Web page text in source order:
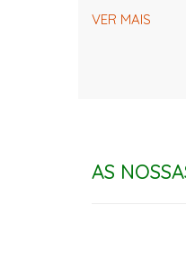
VER MAIS
AS